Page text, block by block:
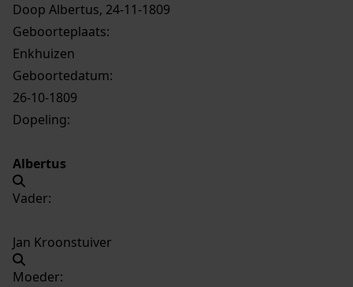
Doop Albertus, 24-11-1809
Geboorteplaats:
Enkhuizen
Geboortedatum:
26-10-1809
Dopeling:
Albertus
Vader:
Jan Kroonstuiver
Moeder: